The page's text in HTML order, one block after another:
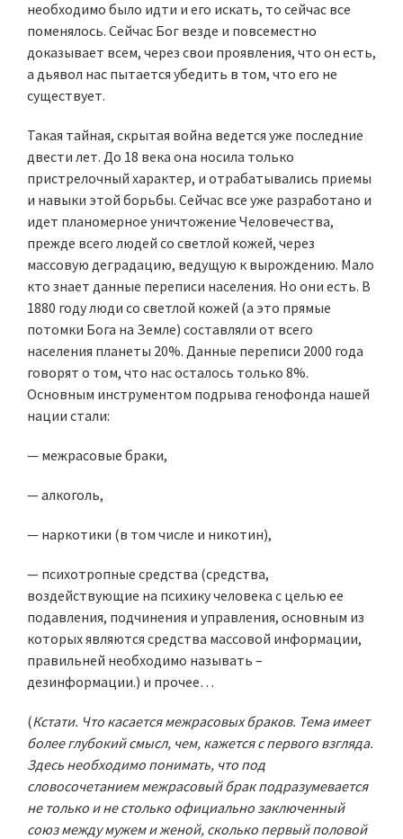
необходимо было идти и его искать, то сейчас все
поменялось. Сейчас Бог везде и повсеместно
доказывает всем, через свои проявления, что он есть,
а дьявол нас пытается убедить в том, что его не
существует.
Такая тайная, скрытая война ведется уже последние
двести лет. До 18 века она носила только
пристрелочный характер, и отрабатывались приемы
и навыки этой борьбы. Сейчас все уже разработано и
идет планомерное уничтожение Человечества,
прежде всего людей со светлой кожей, через
массовую деградацию, ведущую к вырождению. Мало
кто знает данные переписи населения. Но они есть. В
1880 году люди со светлой кожей (а это прямые
потомки Бога на Земле) составляли от всего
населения планеты 20%. Данные переписи 2000 года
говорят о том, что нас осталось только 8%.
Основным инструментом подрыва генофонда нашей
нации стали:
— межрасовые браки,
— алкоголь,
— наркотики (в том числе и никотин),
— психотропные средства (средства,
воздействующие на психику человека с целью ее
подавления, подчинения и управления, основным из
которых являются средства массовой информации,
правильней необходимо называть –
дезинформации.) и прочее…
(Кстати. Что касается межрасовых браков. Тема имеет
более глубокий смысл, чем, кажется с первого взгляда.
Здесь необходимо понимать, что под
словосочетанием межрасовый брак подразумевается
не только и не столько официально заключенный
союз между мужем и женой, сколько первый половой